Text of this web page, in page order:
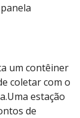
um contêiner
coletar com o
estação
de